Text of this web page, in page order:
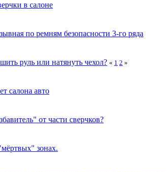
в салоне
по ремням безопасности 3-го ряда
руль или натянуть чехол? « 1 2 »
салона авто
от части сверчков?
зонах.